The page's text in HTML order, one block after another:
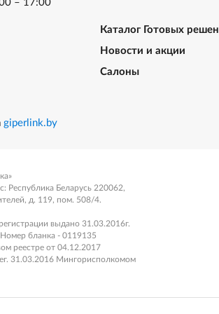
– 17:00
Каталог Готовых
Новости и акции
Салоны
giperlink.by
Республика Беларусь 220062,
д. 119, пом. 508/4.
выдано 31.03.2016г.
бланка - 0119135
реестре от 04.12.2017
31.03.2016 Мингорисполкомом